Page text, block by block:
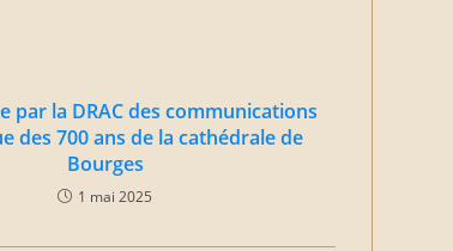
par la DRAC des communications
des 700 ans de la cathédrale de
Bourges
1 mai 2025